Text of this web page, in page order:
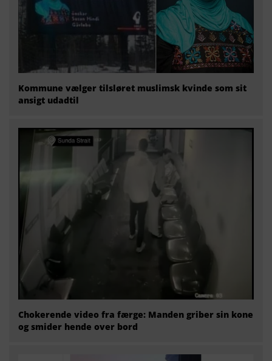
Kommune vælger tilsløret muslimsk kvinde som sit
ansigt udadtil
Chokerende video fra færge: Manden griber sin kone
og smider hende over bord